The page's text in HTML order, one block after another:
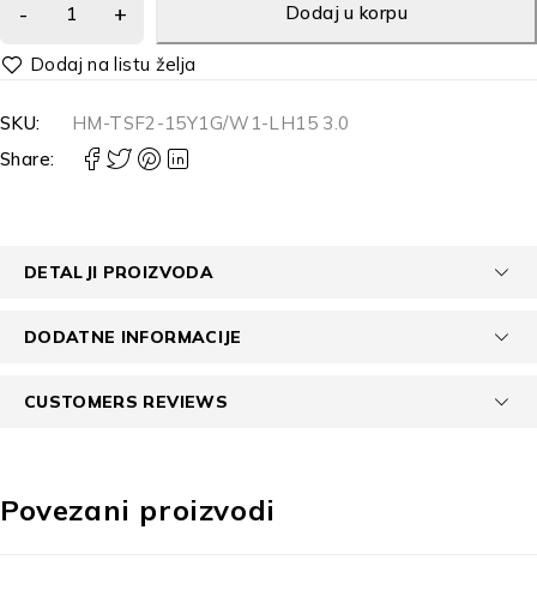
Dodaj u korpu
Alternative:
SKU:
HM-TSF2-15Y1G/W1-LH15 3.0
Share:
DETALJI PROIZVODA
DODATNE INFORMACIJE
CUSTOMERS REVIEWS
Povezani proizvodi